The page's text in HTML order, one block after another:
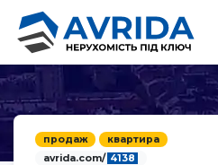
продаж
квартира
avrida.com/ 4138